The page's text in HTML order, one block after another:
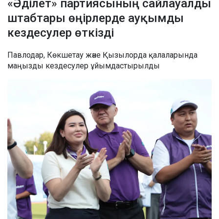
«Әділет» партиясының сайлауалды
штабтары өңірлерде ауқымды
кездесулер өткізді
Павлодар, Көкшетау және Қызылорда қалаларында
маңызды кездесулер ұйымдастырылды